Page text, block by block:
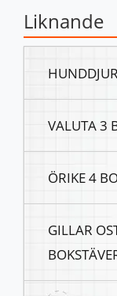
Liknande
VALUTA 3
ÖRIKE 4
GILLAR